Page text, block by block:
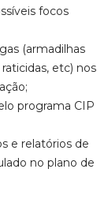
focos
(armadilhas
etc) nos
programa CIP
e relatórios de
no plano de